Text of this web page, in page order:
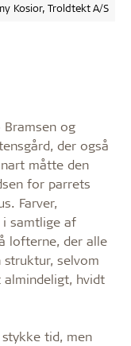
Kosior, Troldtekt A/S
og
der også
måtte den
for parrets
Farver,
i samtlige af
lofterne, der alle
selvom
hvidt
tid, men